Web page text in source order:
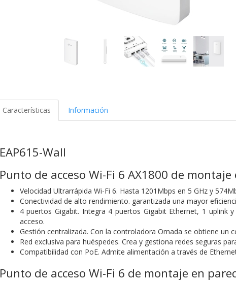
Características Información
EAP615-Wall
Punto de acceso Wi-Fi 6 AX1800 de montaje
Velocidad Ultrarrápida Wi-Fi 6. Hasta 1201Mbps en 5 GHz y
Conectividad de alto rendimiento. garantizada una mayor
4 puertos Gigabit. Integra 4 puertos Gigabit Ethernet, 1 uplink
acceso.
Gestión centralizada. Con la controladora Omada se obtiene un
Red exclusiva para huéspedes. Crea y gestiona redes seguras
Compatibilidad con PoE. Admite alimentación a través de
Punto de acceso Wi-Fi 6 de montaje en